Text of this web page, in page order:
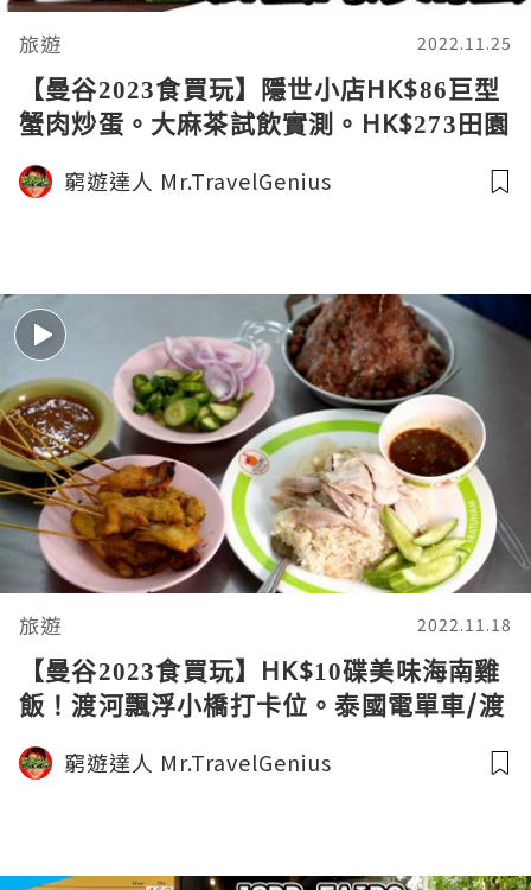
旅遊 2022.11.25
【曼谷2023食買玩】隱世小店HK$86巨型
蟹肉炒蛋。大麻茶試飲實測。HK$273田園
渡假風熱油按摩。文青歐美風咖啡店美食
露營廣場。窮遊達人EP03 中文字幕4K
窮遊達人 Mr.TravelGenius
旅遊 2022.11.18
【曼谷2023食買玩】HK$10碟美味海南雞
飯！渡河飄浮小橋打卡位。泰國電單車/渡
輪/巴士初體驗
窮遊達人 Mr.TravelGenius